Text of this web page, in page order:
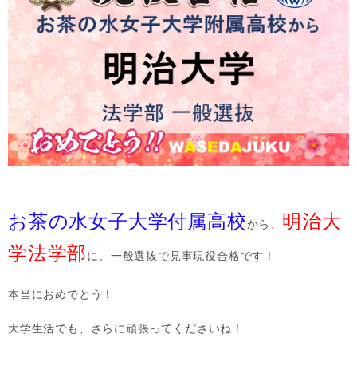
お茶の水女子大学付属高校から、 明治大
学法学部に、一般選抜で見事現役合格です！
本当におめでとう！
大学生活でも、さらに頑張ってくださいね！